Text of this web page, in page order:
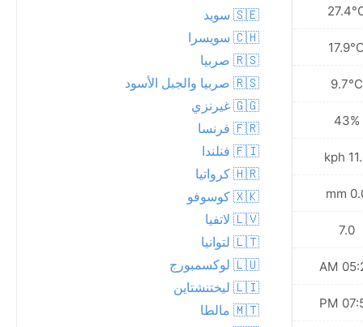
17.9°C
9.7°C
43%
11.2
0.0
7.0
31.0°C
22.0°C
13.8°C
44%
10.8 kph
0.0 mm
8.0
05:29 AM
07:57 PM
🇸🇪 سويد
🇨🇭 سويسرا
🇷🇸 صربيا
🇷🇸 صربيا والجبل الأسود
🇬🇬 غيرنزي
🇫🇷 فرنسا
🇫🇮 فنلندا
🇭🇷 كرواتيا
🇽🇰 كوسوفو
🇱🇻 لاتفيا
🇱🇹 لتوانيا
🇱🇺 لوكسمبورج
🇱🇮 ليختنشتاين
🇲🇹 مالطا